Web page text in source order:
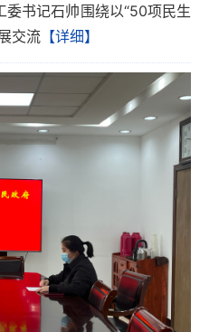
委书记石帅围绕以“50项民生
交流 【详细】